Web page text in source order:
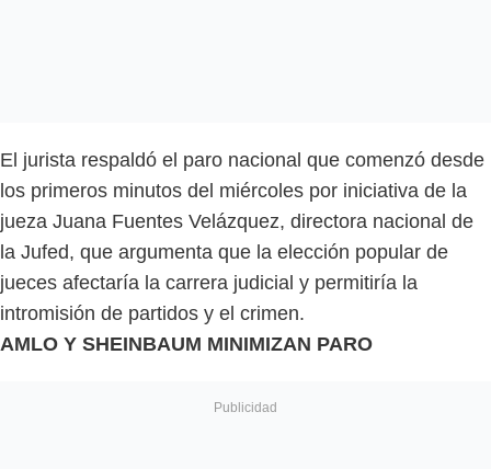
El jurista respaldó el paro nacional que comenzó desde
los primeros minutos del miércoles por iniciativa de la
jueza Juana Fuentes Velázquez, directora nacional de
la Jufed, que argumenta que la elección popular de
jueces afectaría la carrera judicial y permitiría la
intromisión de partidos y el crimen.
AMLO Y SHEINBAUM MINIMIZAN PARO